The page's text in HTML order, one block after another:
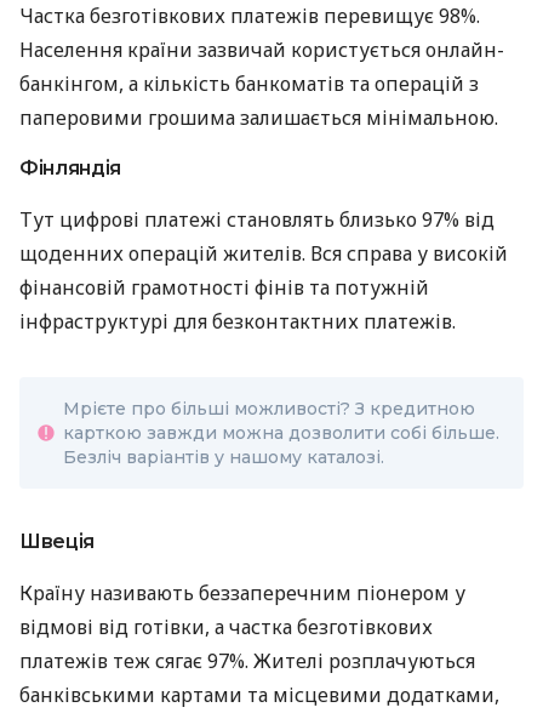
Частка безготівкових платежів перевищує 98%.
Населення країни зазвичай користується онлайн-
банкінгом, а кількість банкоматів та операцій з
паперовими грошима залишається мінімальною.
Фінляндія
Тут цифрові платежі становлять близько 97% від
щоденних операцій жителів. Вся справа у високій
фінансовій грамотності фінів та потужній
інфраструктурі для безконтактних платежів.
Мрієте про більші можливості? З кредитною
карткою завжди можна дозволити собі більше.
Безліч варіантів у нашому каталозі.
Швеція
Країну називають беззаперечним піонером у
відмові від готівки, а частка безготівкових
платежів теж сягає 97%. Жителі розплачуються
банківськими картами та місцевими додатками,